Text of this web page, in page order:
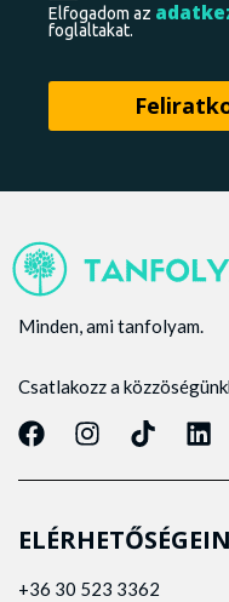
Elfogadom az
foglaltakat.
Minden, ami tanfolyam.
Csatlakozz a
+36 30 523 3362